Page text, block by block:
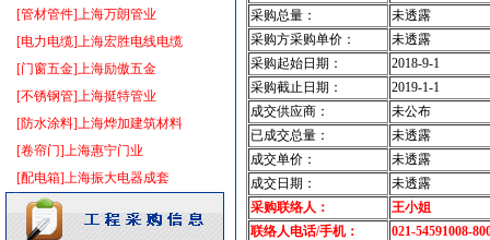
[管材管件]上海万朗管业
[电力电缆]上海宏胜电线电缆
[门窗五金]上海励傲五金
[不锈钢管]上海挺特管业
[防水涂料]上海烨加建筑材料
[卷帘门]上海惠宁门业
[配电箱]上海振大电器成套
防雷接地 [采购中]
卫生洁具 [采购中]
高压电器 [采购中]
及各种防火器材 [采购中]
智能建筑 [采购中]
商品混凝土 [采购中]
变配电 [采购中]
低压电器 [采购中]
供水设备
采购总量：
未透露
采购方采购单价：
未透露
采购起始日期：
2018-9-1
采购截止日期：
2019-1-1
成交供应商：
未公布
已成交总量：
未透露
成交单价：
未透露
成交日期：
未透露
采购联络人：
王小姐
联络人电话/手机：
021-54591008-